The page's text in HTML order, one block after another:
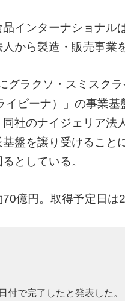
インターナショナル
から製造・販売事業
グラクソ・スミスク
イビーナ）」の事業
社のナイジェリア法
基盤を譲り受けること
としている。
億円。取得予定日は
付で完了したと発表した。